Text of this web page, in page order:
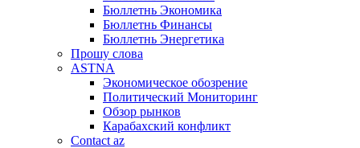
Бюллетнь Экономика
Бюллетнь Финансы
Бюллетнь Энергетика
Прошу слова
ASTNA
Экономическое обозрение
Политический Мониторинг
Обзор рынков
Карабахский конфликт
Contact az